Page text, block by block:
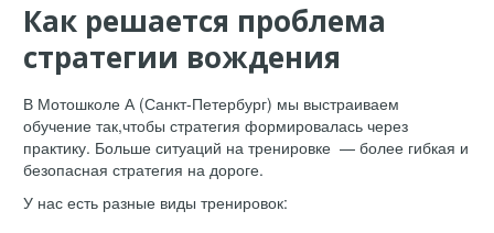
Как решается проблема
стратегии вождения
В Мотошколе А (Санкт-Петербург) мы выстраиваем
обучение так,чтобы стратегия формировалась через
практику. Больше ситуаций на тренировке — более гибкая и
безопасная стратегия на дороге.
У нас есть разные виды тренировок: